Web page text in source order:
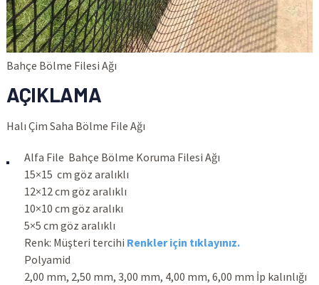
Bahçe Bölme Filesi Ağı
AÇIKLAMA
Halı Çim Saha Bölme File Ağı
Alfa File Bahçe Bölme Koruma Filesi Ağı
15×15 cm göz aralıklı
12×12 cm göz aralıklı
10×10 cm göz aralıkı
5×5 cm göz aralıklı
Renk: Müşteri tercihi Renkler için tıklayınız.
Polyamid
2,00 mm, 2,50 mm, 3,00 mm, 4,00 mm, 6,00 mm İp kalınlığı